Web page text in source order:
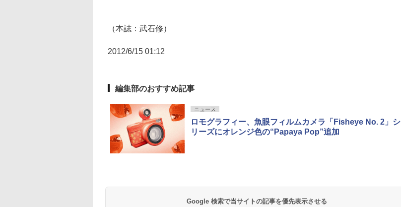
（本誌：武石修）
2012/6/15 01:12
編集部のおすすめ記事
ニュース
ロモグラフィー、魚眼フィルムカメラ「Fisheye No. 2」シ
リーズにオレンジ色の“Papaya Pop”追加
Google 検索で当サイトの記事を優先表示させる